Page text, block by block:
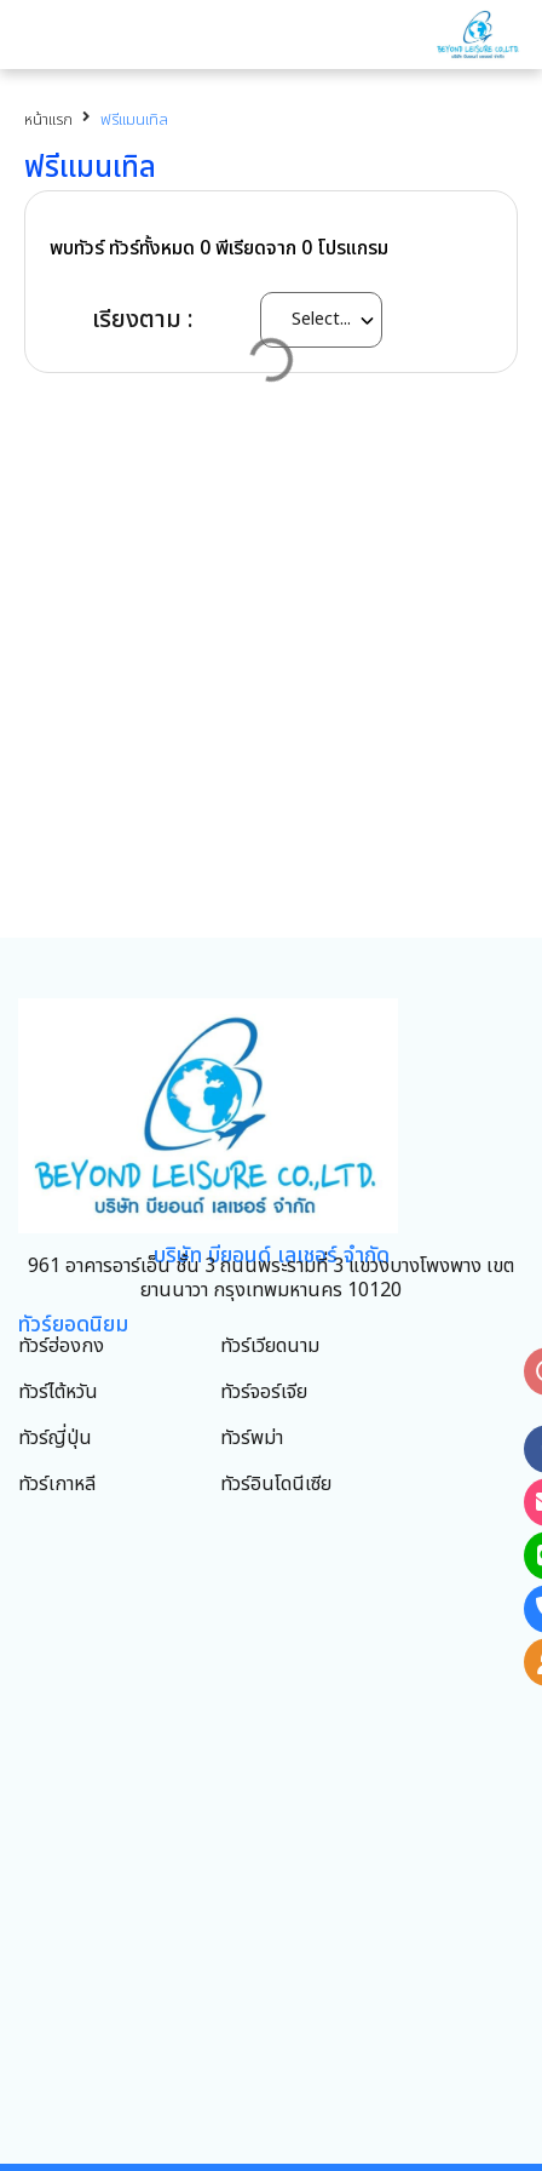
หน้าแรก ฟรีแมนเทิล
ฟรีแมนเทิล
พบทัวร์ ทัวร์ทั้งหมด 0พีเรียดจาก 0 โปรแกรม
เรียงตาม :
บริษัท บียอนด์ เลเชอร์ จำกัด
961 อาคารอาร์เอ็น ชั้น 3 ถนนพระรามที่ 3 แขวงบางโพงพาง เขต
ยานนาวา กรุงเทพมหานคร 10120
ทัวร์ยอดนิยม
ทัวร์ฮ่องกง
ทัวร์ไต้หวัน
ทัวร์ญี่ปุ่น
ทัวร์เกาหลี
ทัวร์เวียดนาม
ทัวร์จอร์เจีย
ทัวร์พม่า
ทัวร์อินโดนีเซีย